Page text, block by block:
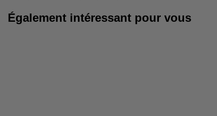
Également intéressant pour vous